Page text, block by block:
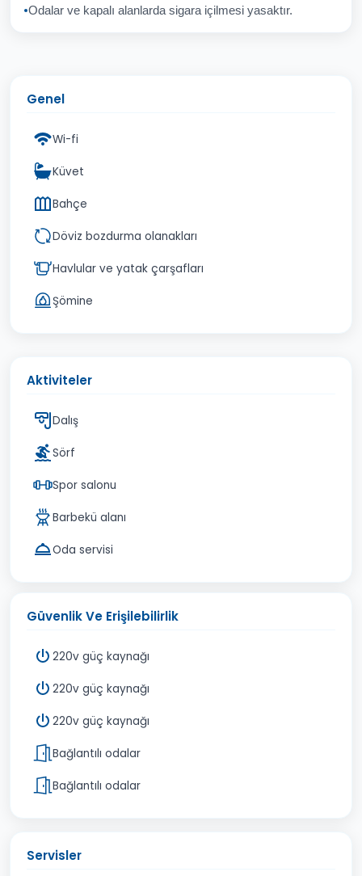
Odalar ve kapalı alanlarda sigara içilmesi yasaktır.
Genel
Wi-fi
Küvet
Bahçe
Döviz bozdurma olanakları
Havlular ve yatak çarşafları
Şömine
Aktiviteler
Dalış
Sörf
Spor salonu
Barbekü alanı
Oda servisi
Güvenlik Ve Erişilebilirlik
220v güç kaynağı
220v güç kaynağı
220v güç kaynağı
Bağlantılı odalar
Bağlantılı odalar
Servisler